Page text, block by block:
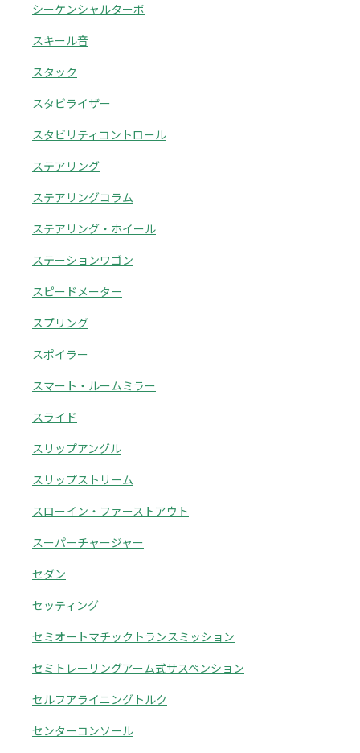
シーケンシャルターボ
スキール音
スタック
スタビライザー
スタビリティコントロール
ステアリング
ステアリングコラム
ステアリング・ホイール
ステーションワゴン
スピードメーター
スプリング
スポイラー
スマート・ルームミラー
スライド
スリップアングル
スリップストリーム
スローイン・ファーストアウト
スーパーチャージャー
セダン
セッティング
セミオートマチックトランスミッション
セミトレーリングアーム式サスペンション
セルフアライニングトルク
センターコンソール